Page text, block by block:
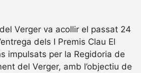
Verger va acollir el passat 24
dels I Premis Clau El
impulsats per la Regidoria de
del Verger, amb l’objectiu de